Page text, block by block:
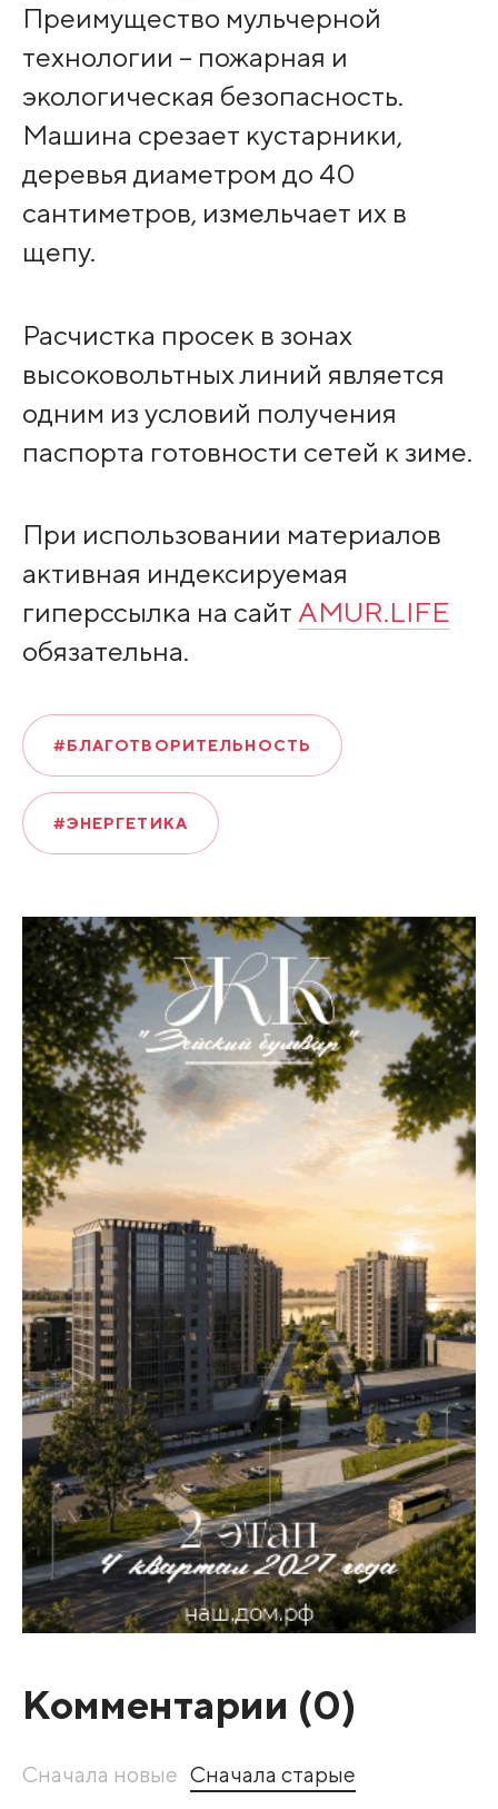
Преимущество мульчерной
технологии – пожарная и
экологическая безопасность.
Машина срезает кустарники,
деревья диаметром до 40
сантиметров, измельчает их в
щепу.
Расчистка просек в зонах
высоковольтных линий является
одним из условий получения
паспорта готовности сетей к зиме.
При использовании материалов
активная индексируемая
гиперссылка на сайт AMUR.LIFE
обязательна.
#БЛАГОТВОРИТЕЛЬНОСТЬ
#ЭНЕРГЕТИКА
Комментарии (0)
Сначала новые Сначала старые